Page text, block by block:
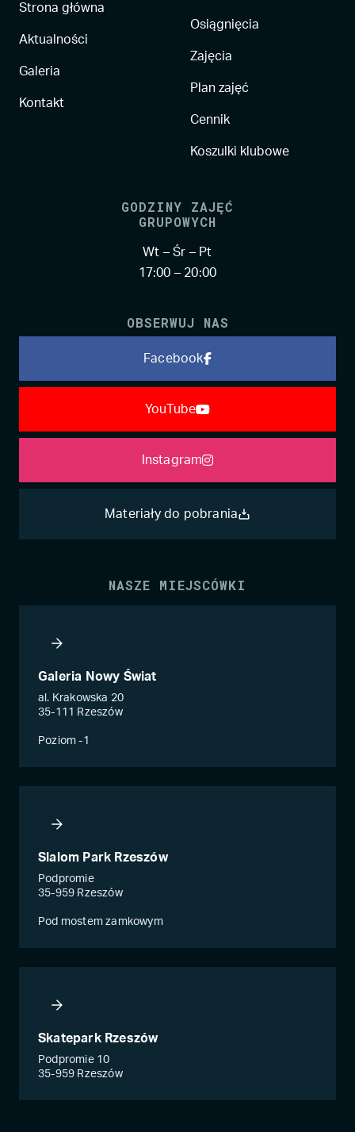
Strona główna
Aktualności
Galeria
Kontakt
Osiągnięcia
Zajęcia
Plan zajęć
Cennik
Koszulki klubowe
GODZINY ZAJĘĆ
GRUPOWYCH
Wt – Śr – Pt
17:00 – 20:00
OBSERWUJ NAS
Facebook
YouTube
Instagram
Materiały do pobrania
NASZE MIEJSCÓWKI
Galeria Nowy Świat
al. Krakowska 20
35-111 Rzeszów
Poziom -1
Slalom Park Rzeszów
Podpromie
35-959 Rzeszów
Pod mostem zamkowym
Skatepark Rzeszów
Podpromie 10
35-959 Rzeszów